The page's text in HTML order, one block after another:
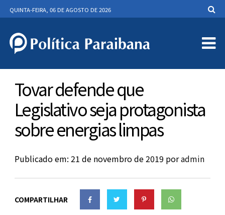
QUINTA-FEIRA, 06 DE AGOSTO DE 2026
Tovar defende que
Legislativo seja protagonista
sobre energias limpas
Publicado em: 21 de novembro de 2019 poradmin
COMPARTILHAR